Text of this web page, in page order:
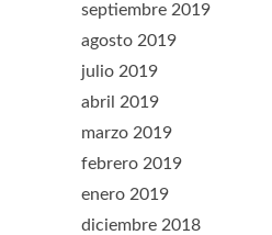
septiembre 2019
agosto 2019
julio 2019
abril 2019
marzo 2019
febrero 2019
enero 2019
diciembre 2018